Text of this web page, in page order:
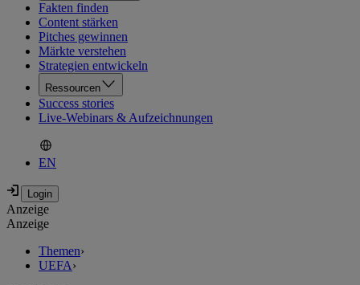
Fakten finden
Content stärken
Pitches gewinnen
Märkte verstehen
Strategien entwickeln
Ressourcen
Success stories
Live-Webinars & Aufzeichnungen
EN
Anzeige
Anzeige
Themen›
UEFA›